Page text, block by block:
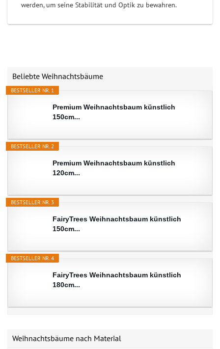
werden, um seine Stabilität und Optik zu bewahren.
Beliebte Weihnachtsbäume
BESTSELLER NR. 1
Premium Weihnachtsbaum künstlich
150cm...
BESTSELLER NR. 2
Premium Weihnachtsbaum künstlich
120cm...
BESTSELLER NR. 3
FairyTrees Weihnachtsbaum künstlich
150cm...
BESTSELLER NR. 4
FairyTrees Weihnachtsbaum künstlich
180cm...
Weihnachtsbäume nach Material